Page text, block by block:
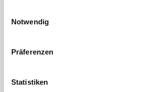
Notwendig
Präferenzen
Statistiken